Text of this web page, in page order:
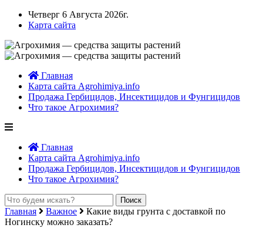
Четверг 6 Августа 2026г.
Карта сайта
Главная
Карта сайта Agrohimiya.info
Продажа Гербицидов, Инсектицидов и Фунгицидов
Что такое Агрохимия?
Главная
Карта сайта Agrohimiya.info
Продажа Гербицидов, Инсектицидов и Фунгицидов
Что такое Агрохимия?
Главная Важное
Какие виды грунта с доставкой по
Ногинску можно заказать?